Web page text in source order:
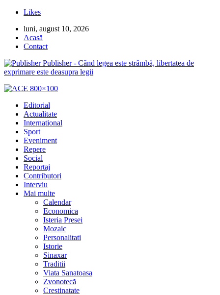
Likes
luni, august 10, 2026
Acasă
Contact
Publisher - Când legea este strâmbă, libertatea de
exprimare este deasupra legii
Editorial
Actualitate
International
Sport
Eveniment
Repere
Social
Reportaj
Contributori
Interviu
Mai multe
Calendar
Economica
Isteria Presei
Mozaic
Personalitati
Istorie
Sinaxar
Traditii
Viata Sanatoasa
Zvonotecă
Crestinatate